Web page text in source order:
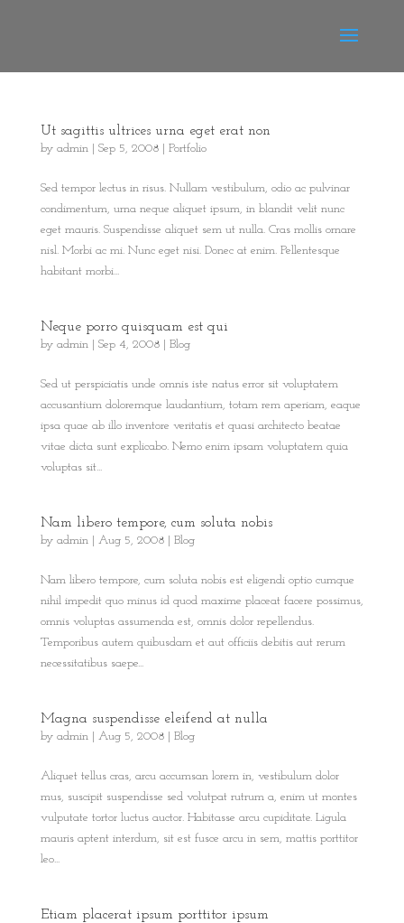
Ut sagittis ultrices urna eget erat non
by admin| Sep 5, 2008| Portfolio
Sed tempor lectus in risus. Nullam vestibulum, odio ac pulvinar
condimentum, urna neque aliquet ipsum, in blandit velit nunc
eget mauris. Suspendisse aliquet sem ut nulla. Cras mollis ornare
nisl. Morbi ac mi. Nunc eget nisi. Donec at enim. Pellentesque
habitant morbi...
Neque porro quisquam est qui
by admin| Sep 4, 2008| Blog
Sed ut perspiciatis unde omnis iste natus error sit voluptatem
accusantium doloremque laudantium, totam rem aperiam, eaque
ipsa quae ab illo inventore veritatis et quasi architecto beatae
vitae dicta sunt explicabo. Nemo enim ipsam voluptatem quia
voluptas sit...
Nam libero tempore, cum soluta nobis
by admin| Aug 5, 2008| Blog
Nam libero tempore, cum soluta nobis est eligendi optio cumque
nihil impedit quo minus id quod maxime placeat facere possimus,
omnis voluptas assumenda est, omnis dolor repellendus.
Temporibus autem quibusdam et aut officiis debitis aut rerum
necessitatibus saepe...
Magna suspendisse eleifend at nulla
by admin| Aug 5, 2008| Blog
Aliquet tellus cras, arcu accumsan lorem in, vestibulum dolor
mus, suscipit suspendisse sed volutpat rutrum a, enim ut montes
vulputate tortor luctus auctor. Habitasse arcu cupiditate. Ligula
mauris aptent interdum, sit est fusce arcu in sem, mattis porttitor
leo...
Etiam placerat ipsum porttitor ipsum